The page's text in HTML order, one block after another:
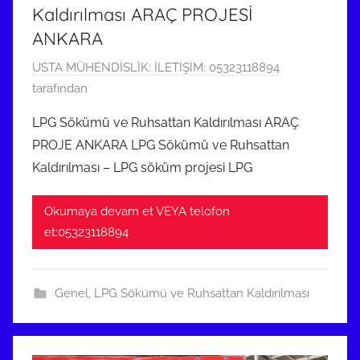
e
r
i
l
i
ş
Kaldırılması ARAÇ PROJESİ
ANKARA
1
7
a
r
t
2
a
i
USTA MÜHENDİSLİK: İLETİŞİM: 05323118894
tarafından
LPG Sökümü ve Ruhsattan Kaldırılması ARAÇ
PROJE ANKARA LPG Sökümü ve Ruhsattan
Kaldırılması – LPG söküm projesi LPG
Okumaya devam et VEYA telofon
et:05323118894
Genel, LPG Sökümü ve Ruhsattan Kaldırılması